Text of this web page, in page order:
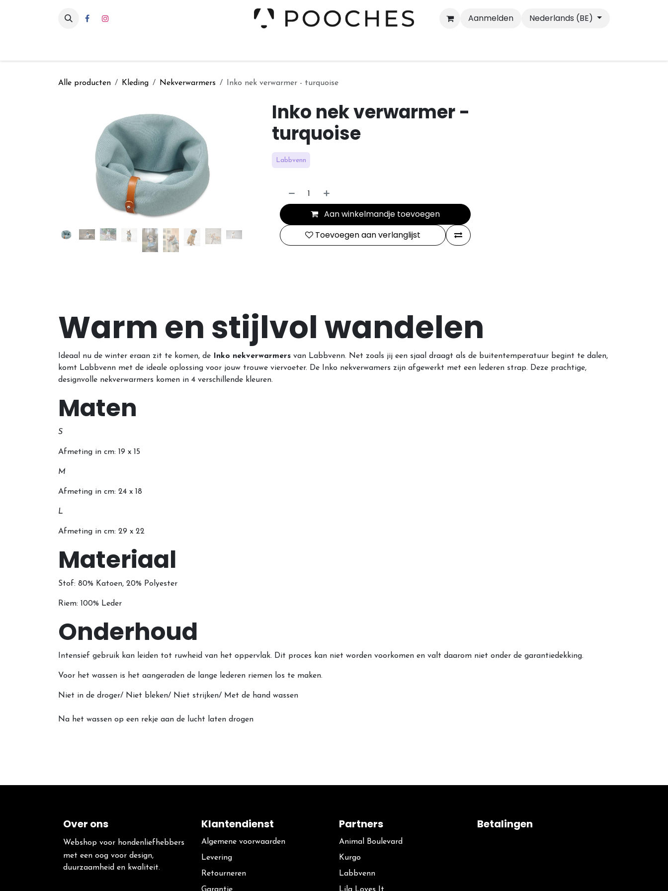
Aanmelden
Nederlands (BE)
Alle producten Kleding Nekverwarmers Inko nek verwarmer - turquoise
Inko nek verwarmer -
turquoise
Labbvenn
Aan winkelmandje toevoegen
Toevoegen aan verlanglijst
Warm en stijlvol wandelen
Ideaal nu de winter eraan zit te komen, de Inko nekverwarmers van Labbvenn. Net zoals jij een sjaal draagt als de buitentemperatuur begint te dalen,
komt Labbvenn met de ideale oplossing voor jouw trouwe viervoeter. De Inko nekverwamers zijn afgewerkt met een lederen strap. Deze prachtige,
designvolle nekverwarmers komen in 4 verschillende kleuren.
Maten
S
Afmeting in cm: 19 x 15
M
Afmeting in cm: 24 x 18
L
Afmeting in cm: 29 x 22
Materiaal
Stof: 80% Katoen, 20% Polyester
Riem: 100% Leder
Onderhoud
Intensief gebruik kan leiden tot ruwheid van het oppervlak. Dit proces kan niet worden voorkomen en valt daarom niet onder de garantiedekking.
Voor het wassen is het aangeraden de lange lederen riemen los te maken.
Niet in de droger/ Niet bleken/ Niet strijken/ Met de hand wassen
Na het wassen op een rekje aan de lucht laten drogen
Over ons
Webshop voor hondenliefhebbers
met een oog voor design,
duurzaamheid en kwaliteit.
Betalingen
Partners
Animal Boulevard
Kurgo
La​bbvenn
Klantendienst
Algemene voorwaarden
Levering
Retourneren